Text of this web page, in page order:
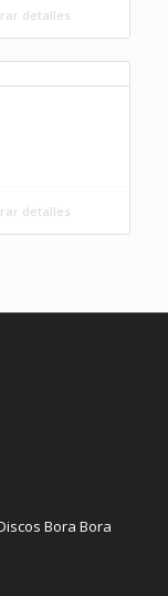
detalles
detalles
Bora Bora